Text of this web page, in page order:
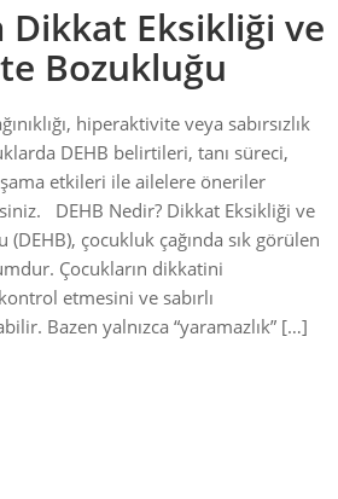
Dikkat Eksikliği ve
Bozukluğu
hiperaktivite veya sabırsızlık
DEHB belirtileri, tanı süreci,
etkileri ile ailelere öneriler
DEHB Nedir? Dikkat Eksikliği ve
çocukluk çağında sık görülen
Çocukların dikkatini
etmesini ve sabırlı
Bazen yalnızca “yaramazlık” […]